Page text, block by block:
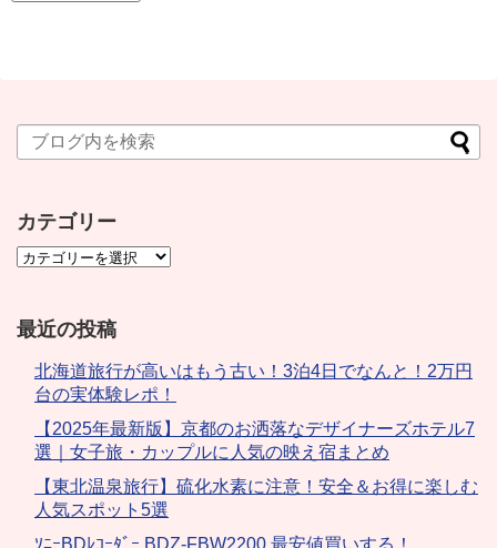
カテゴリー
最近の投稿
北海道旅行が高いはもう古い！3泊4日でなんと！2万円
台の実体験レポ！
【2025年最新版】京都のお洒落なデザイナーズホテル7
選｜女子旅・カップルに人気の映え宿まとめ
【東北温泉旅行】硫化水素に注意！安全＆お得に楽しむ
人気スポット5選
ｿﾆｰBDﾚｺｰﾀﾞｰ BDZ-FBW2200 最安値買いする！